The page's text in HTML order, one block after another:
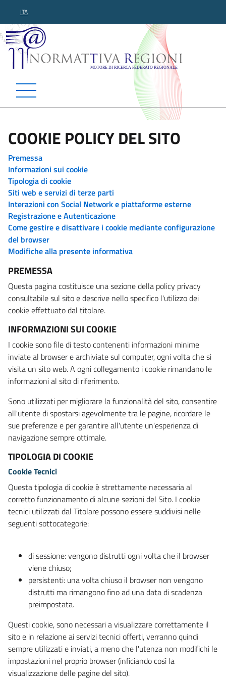
ITA
Normattiva Regioni -
COOKIE POLICY DEL SITO
Premessa
Informazioni sui cookie
Tipologia di cookie
Siti web e servizi di terze parti
Interazioni con Social Network e piattaforme esterne
Registrazione e Autenticazione
Come gestire e disattivare i cookie mediante configurazione
del browser
Modifiche alla presente informativa
PREMESSA
Questa pagina costituisce una sezione della policy privacy
consultabile sul sito e descrive nello specifico l'utilizzo dei
cookie effettuato dal titolare.
INFORMAZIONI SUI COOKIE
I cookie sono file di testo contenenti informazioni minime
inviate al browser e archiviate sul computer, ogni volta che si
visita un sito web. A ogni collegamento i cookie rimandano le
informazioni al sito di riferimento.
Sono utilizzati per migliorare la funzionalità del sito, consentire
all'utente di spostarsi agevolmente tra le pagine, ricordare le
sue preferenze e per garantire all'utente un'esperienza di
navigazione sempre ottimale.
TIPOLOGIA DI COOKIE
Cookie Tecnici
Questa tipologia di cookie è strettamente necessaria al
corretto funzionamento di alcune sezioni del Sito. I cookie
tecnici utilizzati dal Titolare possono essere suddivisi nelle
seguenti sottocategorie:
di sessione: vengono distrutti ogni volta che il browser
viene chiuso;
persistenti: una volta chiuso il browser non vengono
distrutti ma rimangono fino ad una data di scadenza
preimpostata.
Questi cookie, sono necessari a visualizzare correttamente il
sito e in relazione ai servizi tecnici offerti, verranno quindi
sempre utilizzati e inviati, a meno che l'utenza non modifichi le
impostazioni nel proprio browser (inficiando così la
visualizzazione delle pagine del sito).